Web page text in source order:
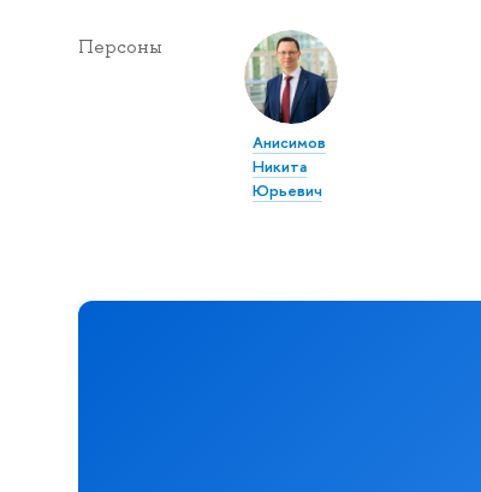
Персоны
Анисимов
Никита
Юрьевич